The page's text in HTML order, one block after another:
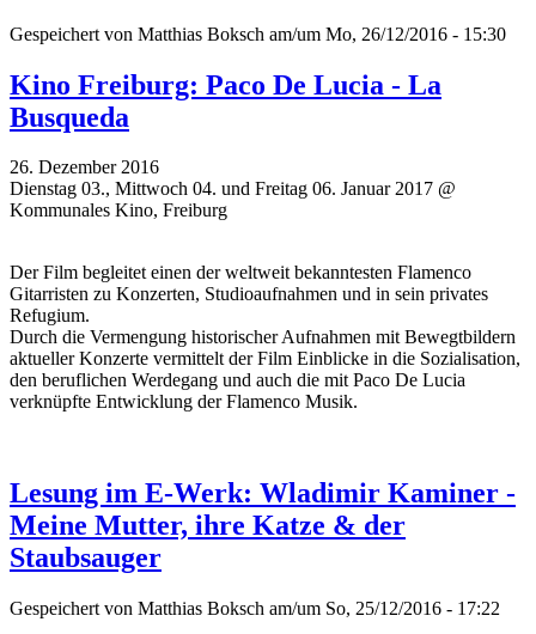
Gespeichert von Matthias Boksch am/um Mo, 26/12/2016 - 15:30
Kino Freiburg: Paco De Lucia - La
Busqueda
26. Dezember 2016
Dienstag 03., Mittwoch 04. und Freitag 06. Januar 2017 @
Kommunales Kino, Freiburg
Der Film begleitet einen der weltweit bekanntesten Flamenco
Gitarristen zu Konzerten, Studioaufnahmen und in sein privates
Refugium.
Durch die Vermengung historischer Aufnahmen mit Bewegtbildern
aktueller Konzerte vermittelt der Film Einblicke in die Sozialisation,
den beruflichen Werdegang und auch die mit Paco De Lucia
verknüpfte Entwicklung der Flamenco Musik.
Lesung im E-Werk: Wladimir Kaminer -
Meine Mutter, ihre Katze & der
Staubsauger
Gespeichert von Matthias Boksch am/um So, 25/12/2016 - 17:22